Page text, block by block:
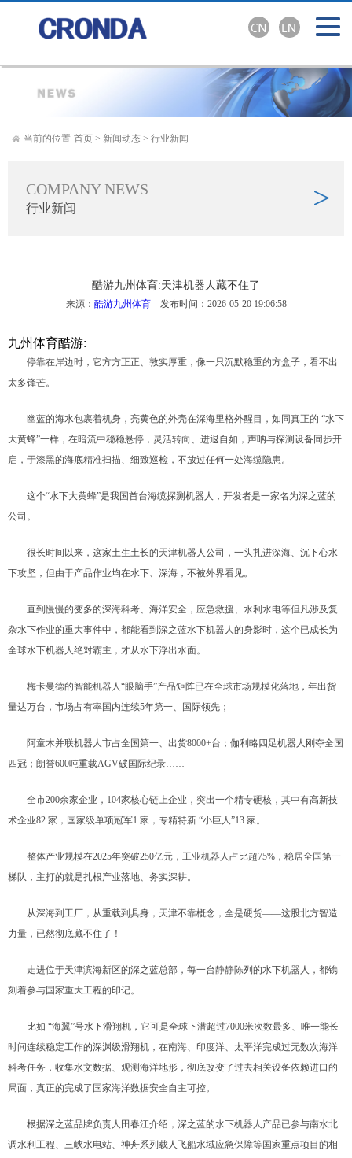
当前的位置 首页 > 新闻动态 > 行业新闻
COMPANY NEWS
行业新闻 >
酷游九州体育:天津机器人藏不住了
来源： 酷游九州体育发布时间：2026-05-20 19:06:58
九州体育酷游:
停靠在岸边时，它方方正正、敦实厚重，像一只沉默稳重的方盒子，看不出
太多锋芒。
幽蓝的海水包裹着机身，亮黄色的外壳在深海里格外醒目，如同真正的 “水下
大黄蜂”一样，在暗流中稳稳悬停，灵活转向、进退自如，声呐与探测设备同步开
启，于漆黑的海底精准扫描、细致巡检，不放过任何一处海缆隐患。
这个“水下大黄蜂”是我国首台海缆探测机器人，开发者是一家名为深之蓝的
公司。
很长时间以来，这家土生土长的天津机器人公司，一头扎进深海、沉下心水
下攻坚，但由于产品作业均在水下、深海，不被外界看见。
直到慢慢的变多的深海科考、海洋安全，应急救援、水利水电等但凡涉及复
杂水下作业的重大事件中，都能看到深之蓝水下机器人的身影时，这个已成长为
全球水下机器人绝对霸主，才从水下浮出水面。
梅卡曼德的智能机器人“眼脑手”产品矩阵已在全球市场规模化落地，年出货
量达万台，市场占有率国内连续5年第一、国际领先；
阿童木并联机器人市占全国第一、出货8000+台；伽利略四足机器人刚夺全国
四冠；朗誉600吨重载AGV破国际纪录……
全市200余家企业，104家核心链上企业，突出一个精专硬核，其中有高新技
术企业82 家，国家级单项冠军1 家，专精特新 “小巨人”13 家。
整体产业规模在2025年突破250亿元，工业机器人占比超75%，稳居全国第一
梯队，主打的就是扎根产业落地、务实深耕。
从深海到工厂，从重载到具身，天津不靠概念，全是硬货——这股北方智造
力量，已然彻底藏不住了！
走进位于天津滨海新区的深之蓝总部，每一台静静陈列的水下机器人，都镌
刻着参与国家重大工程的印记。
比如 “海翼”号水下滑翔机，它可是全球下潜超过7000米次数最多、唯一能长
时间连续稳定工作的深渊级滑翔机，在南海、印度洋、太平洋完成过无数次海洋
科考任务，收集水文数据、观测海洋地形，彻底改变了过去相关设备依赖进口的
局面，真正的完成了国家海洋数据安全自主可控。
根据深之蓝品牌负责人田春江介绍，深之蓝的水下机器人产品已参与南水北
调水利工程、三峡水电站、神舟系列载人飞船水域应急保障等国家重点项目的相